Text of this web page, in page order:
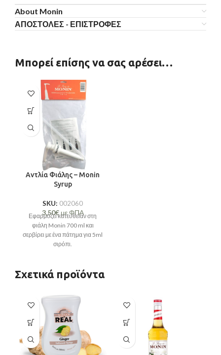
About Monin
ΑΠΟΣΤΟΛΕΣ - ΕΠΙΣΤΡΟΦΕΣ
Μπορεί επίσης να σας αρέσει…
Αντλία Φιάλης – Monin
Syrup
SKU: 002060
3,50€με ΦΠΑ
Εφαρμόζει κατευθείαν στη
φιάλη Monin 700 ml και
σερβίρει με ένα πάτημα για 5ml
σιρόπι.
Σχετικά προϊόντα